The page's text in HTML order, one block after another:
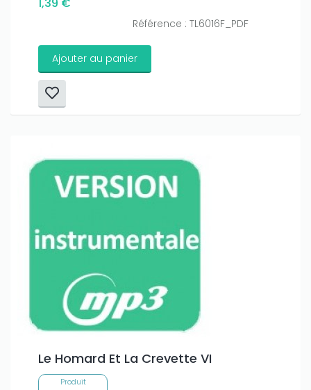
Référence : TL6016F_PDF
Ajouter au panier
Le Homard Et La Crevette VI
Produit
Only play at Joo casinoif you really want to win a huge
amount on your credits!